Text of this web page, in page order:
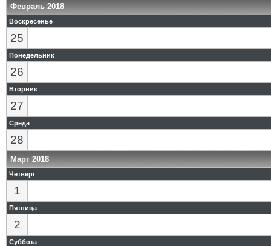
Февраль 2018
Воскресенье
25
Понедельник
26
Вторник
27
Среда
28
Март 2018
Четверг
1
Пятница
2
Суббота